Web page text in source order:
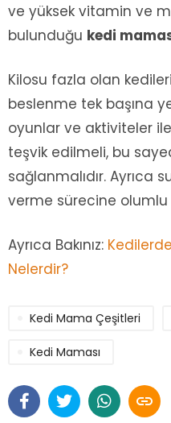

ve yüksek vitamin ve
bulunduğu kedi
Kilosu fazla olan
beslenme tek başına
oyunlar ve aktiviteler
teşvik edilmeli, bu
sağlanmalıdır. Ayrıca
verme sürecine olumlu
Ayrıca Bakınız:
Nelerdir?
Kedi Mama Çeşitleri
Kedi Maması